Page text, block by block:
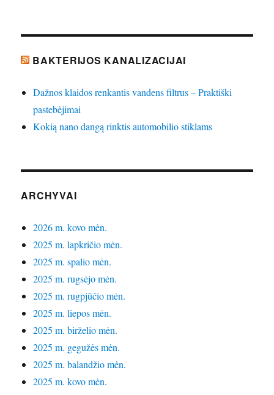
BAKTERIJOS KANALIZACIJAI
Dažnos klaidos renkantis vandens filtrus – Praktiški
pastebėjimai
Kokią nano dangą rinktis automobilio stiklams
ARCHYVAI
2026 m. kovo mėn.
2025 m. lapkričio mėn.
2025 m. spalio mėn.
2025 m. rugsėjo mėn.
2025 m. rugpjūčio mėn.
2025 m. liepos mėn.
2025 m. birželio mėn.
2025 m. gegužės mėn.
2025 m. balandžio mėn.
2025 m. kovo mėn.